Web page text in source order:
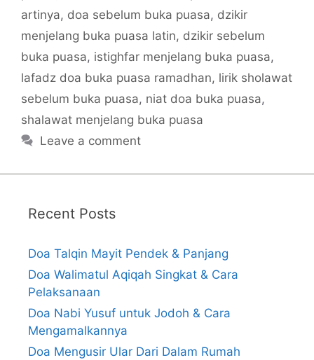
artinya, doa sebelum buka puasa, dzikir
menjelang buka puasa latin, dzikir sebelum
buka puasa, istighfar menjelang buka puasa,
lafadz doa buka puasa ramadhan, lirik sholawat
sebelum buka puasa, niat doa buka puasa,
shalawat menjelang buka puasa
Leave a comment
Recent Posts
Doa Talqin Mayit Pendek & Panjang
Doa Walimatul Aqiqah Singkat & Cara
Pelaksanaan
Doa Nabi Yusuf untuk Jodoh & Cara
Mengamalkannya
Doa Mengusir Ular Dari Dalam Rumah